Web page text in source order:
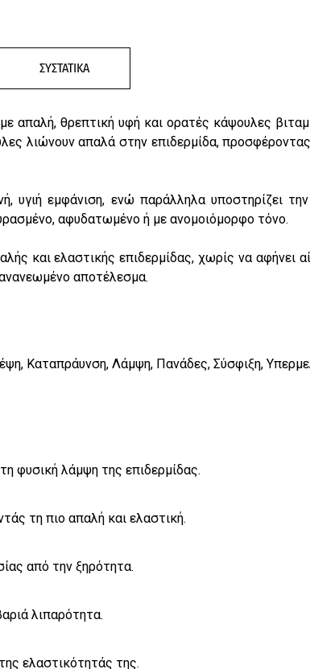
ΣΥΣΤΑΤΙΚΑ
απαλή, θρεπτική υφή και ορατές κάψουλες
λιώνουν απαλά στην επιδερμίδα,
εμφάνιση, ενώ παράλληλα υποστηρίζει
αφυδατωμένο ή με ανομοιόμορφο τόνο.
και ελαστικής επιδερμίδας, χωρίς να αφήνει
αποτέλεσμα.
Καταπράυνση, Λάμψη, Πανάδες, Σύσφιξη,
φυσική λάμψη της επιδερμίδας.
τη πιο απαλή και ελαστική.
από την ξηρότητα.
λιπαρότητα.
ελαστικότητάς της.